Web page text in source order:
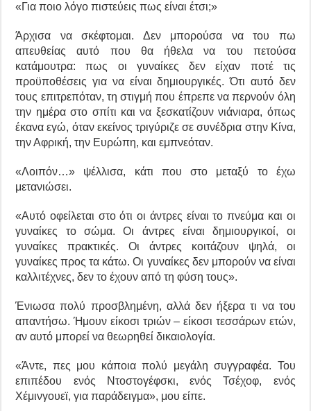
«Για ποιο λόγο πιστεύεις πως είναι έτσι;»
Άρχισα να σκέφτομαι. Δεν μπορούσα να του πω
απευθείας αυτό που θα ήθελα να του πετούσα
κατάμουτρα: πως οι γυναίκες δεν είχαν ποτέ τις
προϋποθέσεις για να είναι δημιουργικές. Ότι αυτό δεν
τους επιτρεπόταν, τη στιγμή που έπρεπε να περνούν όλη
την ημέρα στο σπίτι και να ξεσκατίζουν νιάνιαρα, όπως
έκανα εγώ, όταν εκείνος τριγύριζε σε συνέδρια στην Κίνα,
την Αφρική, την Ευρώπη, και εμπνεόταν.
«Λοιπόν…» ψέλλισα, κάτι που στο μεταξύ το έχω
μετανιώσει.
«Αυτό οφείλεται στο ότι οι άντρες είναι το πνεύμα και οι
γυναίκες το σώμα. Οι άντρες είναι δημιουργικοί, οι
γυναίκες πρακτικές. Οι άντρες κοιτάζουν ψηλά, οι
γυναίκες προς τα κάτω. Οι γυναίκες δεν μπορούν να είναι
καλλιτέχνες, δεν το έχουν από τη φύση τους».
Ένιωσα πολύ προσβλημένη, αλλά δεν ήξερα τι να του
απαντήσω. Ήμουν είκοσι τριών – είκοσι τεσσάρων ετών,
αν αυτό μπορεί να θεωρηθεί δικαιολογία.
«Άντε, πες μου κάποια πολύ μεγάλη συγγραφέα. Του
επιπέδου ενός Ντοστογέφσκι, ενός Τσέχοφ, ενός
Χέμινγουεϊ, για παράδειγμα», μου είπε.